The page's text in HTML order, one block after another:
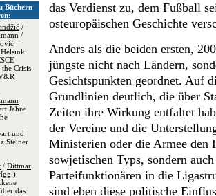
Büchern
/
/
Crisis
Jahre
und
Steiner
/ Dittmar
das
das Verdienst zu, dem Fußball
osteuropäischen Geschichte
Anders als die beiden ersten,
jüngste nicht nach Ländern,
Gesichtspunkten geordnet. Auf
Grundlinien deutlich, die über
Zeiten ihre Wirkung entfaltet
der Vereine und die
Ministerien oder die Armee den
sowjetischen Typs, sondern
Parteifunktionären in die
sind eben diese politische